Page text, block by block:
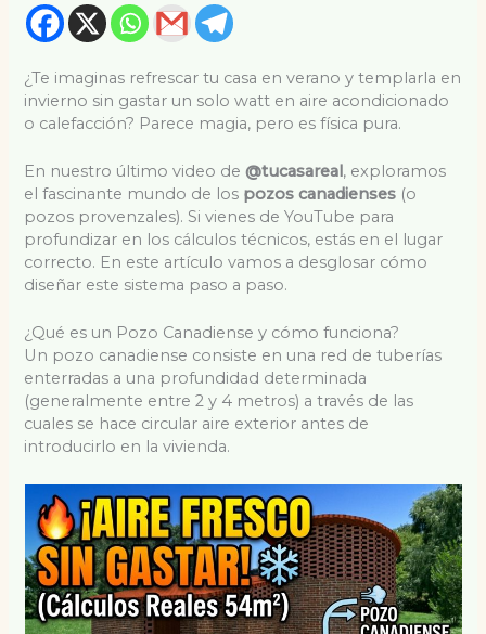
¿Te imaginas refrescar tu casa en verano y templarla en
invierno sin gastar un solo watt en aire acondicionado
o calefacción? Parece magia, pero es física pura.
En nuestro último video de@tucasareal, exploramos
el fascinante mundo de los pozos canadienses (o
pozos provenzales). Si vienes de YouTube para
profundizar en los cálculos técnicos, estás en el lugar
correcto. En este artículo vamos a desglosar cómo
diseñar este sistema paso a paso.
¿Qué es un Pozo Canadiense y cómo funciona?
Un pozo canadiense consiste en una red de tuberías
enterradas a una profundidad determinada
(generalmente entre 2 y 4 metros) a través de las
cuales se hace circular aire exterior antes de
introducirlo en la vivienda.